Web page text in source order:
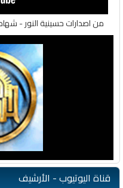
من اصدارات حسينية النور -
قناة اليوتيوب - الأرشيف